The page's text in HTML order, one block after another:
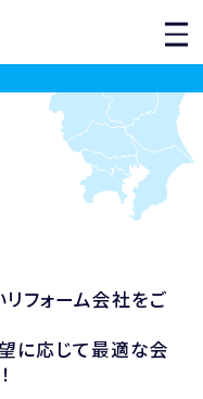
フォーム会社をご
に応じて最適な会